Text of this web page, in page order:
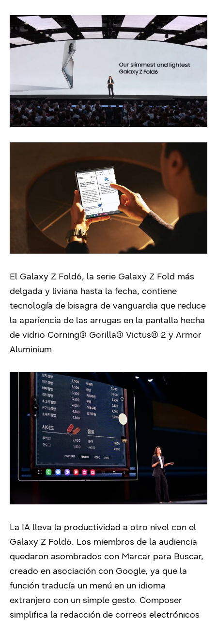
El Galaxy Z Fold6, la serie Galaxy Z Fold más
delgada y liviana hasta la fecha, contiene
tecnología de bisagra de vanguardia que reduce
la apariencia de las arrugas en la pantalla hecha
de vidrio Corning® Gorilla® Victus® 2 y Armor
Aluminium.
La IA lleva la productividad a otro nivel con el
Galaxy Z Fold6. Los miembros de la audiencia
quedaron asombrados con Marcar para Buscar,
creado en asociación con Google, ya que la
función traducía un menú en un idioma
extranjero con un simple gesto. Composer
simplifica la redacción de correos electrónicos